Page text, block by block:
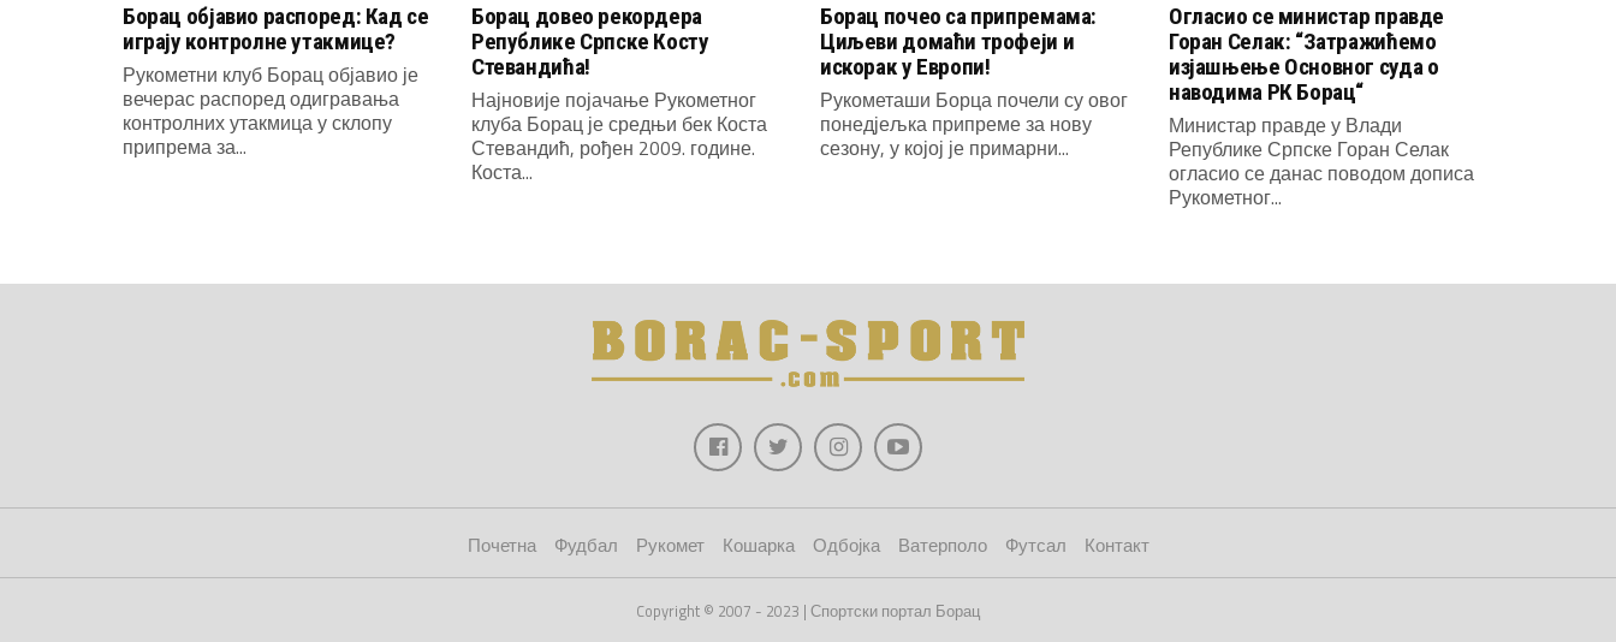
Борац објавио распоред: Кад се
играју контролне утакмице?
Рукометни клуб Борац објавио је
вечерас распоред одигравања
контролних утакмица у склопу
припрема за...
Борац довео рекордера
Републике Српске Косту
Стевандића!
Најновије појачање Рукометног
клуба Борац је средњи бек Коста
Стевандић, рођен 2009. године.
Коста...
Борац почео са припремама:
Циљеви домаћи трофеји и
искорак у Европи!
Рукометаши Борца почели су овог
понедјељка припреме за нову
сезону, у којој је примарни...
Огласио се министар правде
Горан Селак: “Затражићемо
изјашњење Основног суда о
наводима РК Борац“
Министар правде у Влади
Републике Српске Горан Селак
огласио се данас поводом дописа
Рукометног...
Почетна Фудбал Рукомет Кошарка Одбојка Ватерполо Футсал Контакт
Copyright © 2007 - 2023 | Спортски портал Борац